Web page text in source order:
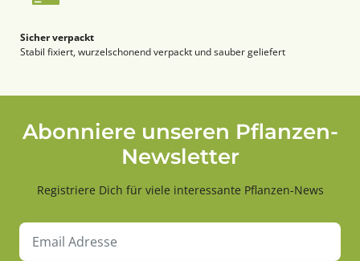
Sicher verpackt
Stabil fixiert, wurzelschonend verpackt und sauber geliefert
Abonniere unseren Pflanzen-
Newsletter
Registriere Dich für viele interessante Pflanzen-News